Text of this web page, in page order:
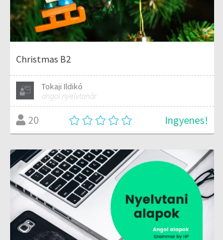
Christmas B2
Tokaji Ildikó
angol nyelvtanár
20 Ingyenes!